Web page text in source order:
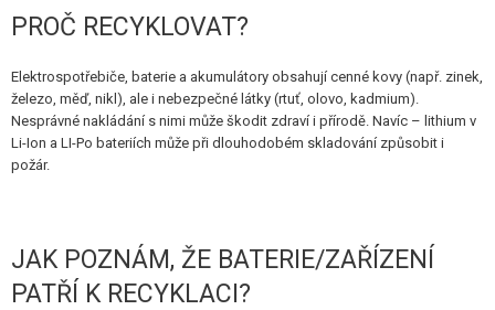
OUTDOOR A BUSHCRAFT
JÍDLO
STAVEBNICE, MODELY
NOVINKY
PROČ RECYKLOVAT?
Elektrospotřebiče, baterie a akumulátory obsahují cenné kovy (např. zinek,
železo, měď, nikl), ale i nebezpečné látky (rtuť, olovo, kadmium).
Nesprávné nakládání s nimi může škodit zdraví i přírodě. Navíc – lithium v
Li-Ion a LI-Po bateriích může při dlouhodobém skladování způsobit i
požár.
JAK POZNÁM, ŽE BATERIE/ZAŘÍZENÍ
PATŘÍ K RECYKLACI?